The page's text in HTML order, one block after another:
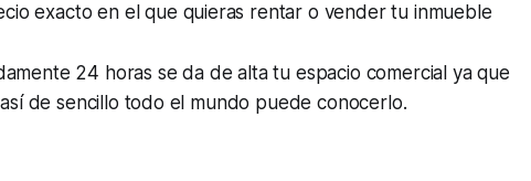
exacto en el que quieras rentar o vender tu inmueble
24 horas se da de alta tu espacio comercial ya que
de sencillo todo el mundo puede conocerlo.